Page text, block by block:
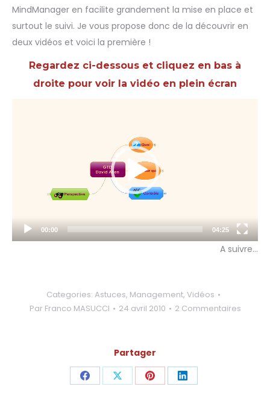
MindManager en facilite grandement la mise en place et
surtout le suivi. Je vous propose donc de la découvrir en
deux vidéos et voici la première !
Regardez ci-dessous et cliquez en bas à
droite pour voir la vidéo en plein écran
00:00 04:25
A suivre…
Categories: Astuces, Management, Vidéos
Par Franco MASUCCI 24 avril 2010 2 Commentaires
Partager
Share Share Share Share